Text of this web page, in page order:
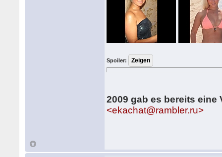
Spoiler:
2009 gab es bereits eine
<ekachat@rambler.ru>